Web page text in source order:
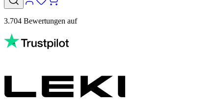
3.704 Bewertungen auf